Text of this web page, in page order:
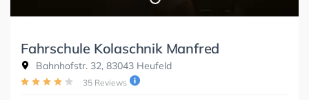
Fahrschule Kolaschnik Manfred
Bahnhofstr. 32, 83043 Heufeld
35 Reviews